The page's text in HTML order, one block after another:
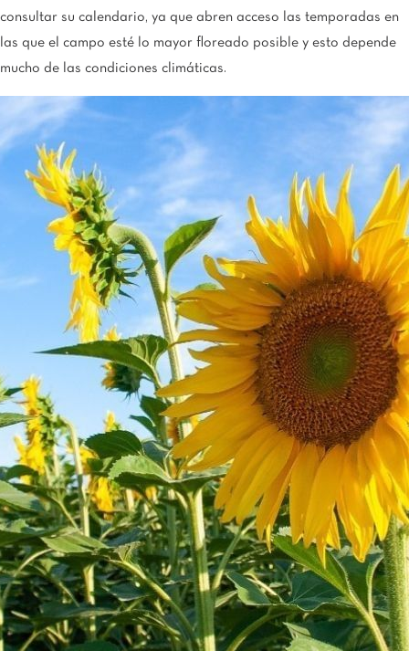
consultar su calendario, ya que abren acceso las temporadas en
las que el campo esté lo mayor floreado posible y esto depende
mucho de las condiciones climáticas.